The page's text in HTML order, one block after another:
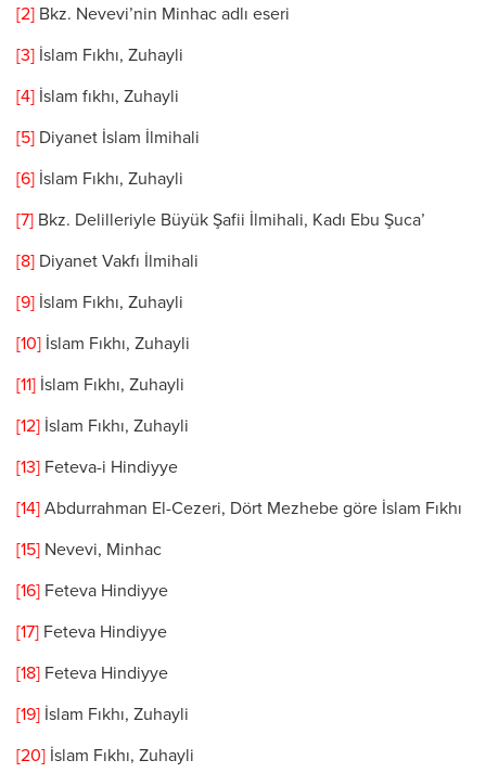
[2] Bkz. Nevevi’nin Minhac adlı eseri
[3] İslam Fıkhı, Zuhayli
[4] İslam fıkhı, Zuhayli
[5] Diyanet İslam İlmihali
[6] İslam Fıkhı, Zuhayli
[7] Bkz. Delilleriyle Büyük Şafii İlmihali, Kadı Ebu Şuca’
[8] Diyanet Vakfı İlmihali
[9] İslam Fıkhı, Zuhayli
[10] İslam Fıkhı, Zuhayli
[11] İslam Fıkhı, Zuhayli
[12] İslam Fıkhı, Zuhayli
[13] Feteva-i Hindiyye
[14] Abdurrahman El-Cezeri, Dört Mezhebe göre İslam Fıkhı
[15] Nevevi, Minhac
[16] Feteva Hindiyye
[17] Feteva Hindiyye
[18] Feteva Hindiyye
[19] İslam Fıkhı, Zuhayli
[20] İslam Fıkhı, Zuhayli